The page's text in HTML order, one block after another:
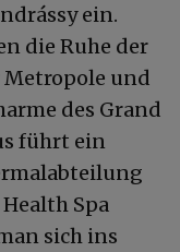
ein.
die Ruhe der
und
des Grand
führt ein
Spa
sich ins